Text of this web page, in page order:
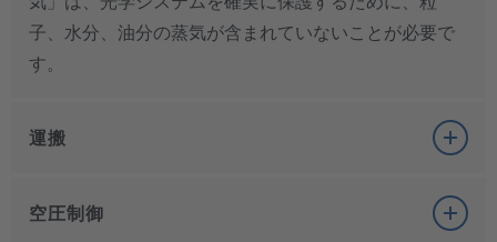
子、水分、油分の蒸気が含まれていないことが必要で
す。
運搬
空圧制御